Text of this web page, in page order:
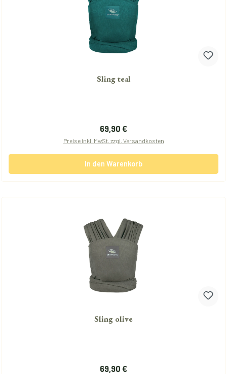
Sling teal
Regulärer Preis:
69,90 €
Preise inkl. MwSt. zzgl. Versandkosten
In den Warenkorb
Sling olive
Regulärer Preis:
69,90 €